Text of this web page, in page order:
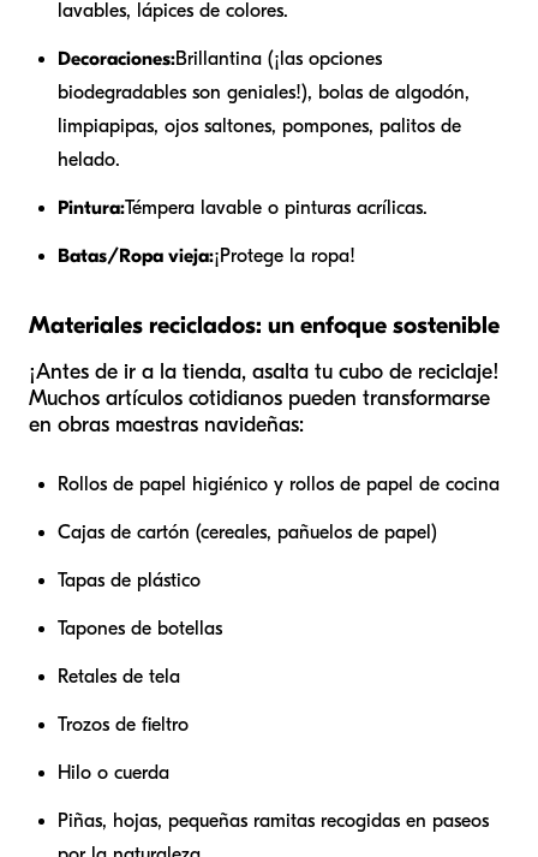
lavables, lápices de colores.
Decoraciones:Brillantina (¡las opciones
biodegradables son geniales!), bolas de algodón,
limpiapipas, ojos saltones, pompones, palitos de
helado.
Pintura:Témpera lavable o pinturas acrílicas.
Batas/Ropa vieja:¡Protege la ropa!
Materiales reciclados: un enfoque sostenible
¡Antes de ir a la tienda, asalta tu cubo de reciclaje!
Muchos artículos cotidianos pueden transformarse
en obras maestras navideñas:
Rollos de papel higiénico y rollos de papel de cocina
Cajas de cartón (cereales, pañuelos de papel)
Tapas de plástico
Tapones de botellas
Retales de tela
Trozos de fieltro
Hilo o cuerda
Piñas, hojas, pequeñas ramitas recogidas en paseos